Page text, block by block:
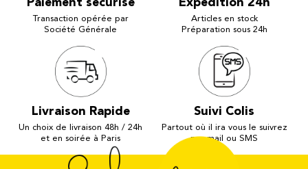
Paiement sécurisé
Transaction opérée par
Société Générale
Expédition 24h
Articles en stock
Préparation sous 24h
Livraison Rapide
Un choix de livraison 48h / 24h
et en soirée à Paris
Suivi Colis
Partout où il ira vous le suivrez
par mail ou SMS